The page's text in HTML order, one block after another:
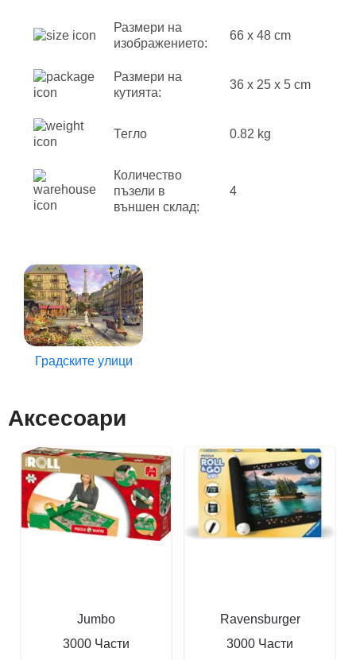
Размери на
изображението:
66 x 48 cm
Размери на
кутията:
36 x 25 x 5 cm
Тегло 0.82 kg
Количество
пъзели в
външен склад:
4
Градските улици
Аксесоари
Jumbo
3000 Части
Ravensburger
3000 Части